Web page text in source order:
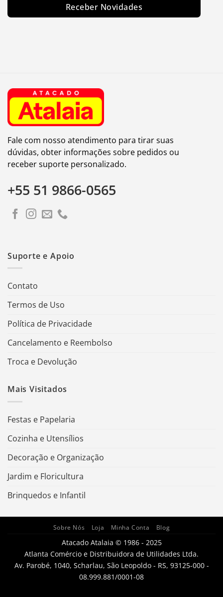
Receber Novidades
Fale com nosso atendimento para tirar suas
dúvidas, obter informações sobre pedidos ou
receber suporte personalizado.
+55 51 9866-0565
Suporte e Apoio
Contato
Termos de Uso
Política de Privacidade
Cancelamento e Reembolso
Troca e Devolução
Mais Visitados
Festas e Papelaria
Cozinha e Utensílios
Decoração e Organização
Jardim e Floricultura
Brinquedos e Infantil
Sobre Nós Loja Minha Conta Blog
Atacado Atalaia © 1986 - 2025
Atlanta Comércio e Distribuidora de Utilidades Ltda.
Av. Parobé, 1040, Scharlau, São Leopoldo - RS, 93125-000 -
08.999.881/0001-08